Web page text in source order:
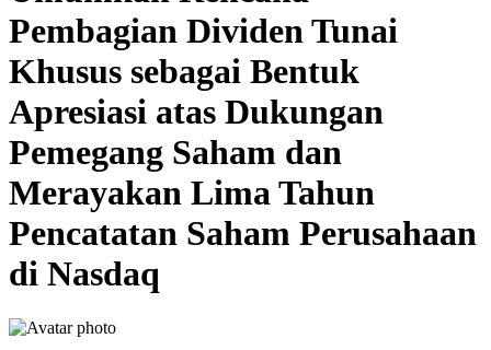
Pembagian Dividen Tunai
Khusus sebagai Bentuk
Apresiasi atas Dukungan
Pemegang Saham dan
Merayakan Lima Tahun
Pencatatan Saham Perusahaan
di Nasdaq